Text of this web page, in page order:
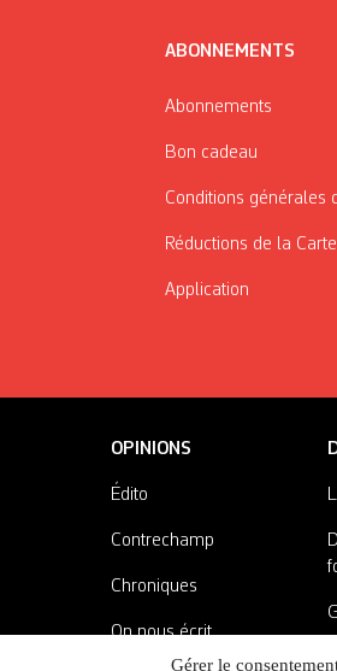
Gérer le
ABONNEMENTS
Abonnements
Bon cadeau
Conditions générales
Réductions de la
Application
OPINIONS
Édito
Contrechamp
Chroniques
On nous écrit